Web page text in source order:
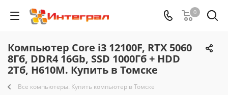
0
Компьютер Core i3 12100F, RTX 5060
8Гб, DDR4 16Gb, SSD 1000Гб + HDD
2Тб, H610M. Купить в Томске
Все компьютеры. Купить компьютер в Томске